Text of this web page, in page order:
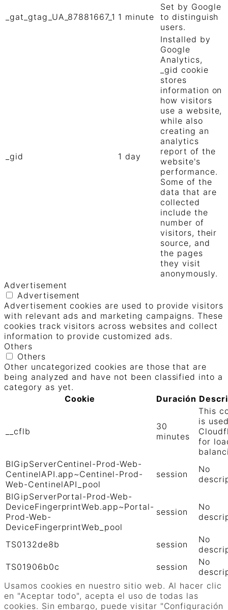
Usamos cookies en nuestro sitio web. Al hacer clic
en "Aceptar todo", acepta el uso de todas las
cookies. Sin embargo, puede visitar "Configuración
_gat_gtag_UA_87881667_1 1 minute
Set by Google
to distinguish
users.
_gid 1 day
Installed by
Google
Analytics,
_gid cookie
stores
information on
how visitors
use a website,
while also
creating an
analytics
report of the
website's
performance.
Some of the
data that are
collected
include the
number of
visitors, their
source, and
the pages
they visit
anonymously.
Advertisement
Advertisement
Advertisement cookies are used to provide visitors
with relevant ads and marketing campaigns. These
cookies track visitors across websites and collect
information to provide customized ads.
Others
Others
Other uncategorized cookies are those that are
being analyzed and have not been classified into a
category as yet.
Cookie
Duración
__cflb
30
minutes
This
is
for
BIGipServerCentinel-Prod-Web-
CentinelAPI.app~Centinel-Prod-
Web-CentinelAPI_pool
session
No
BIGipServerPortal-Prod-Web-
DeviceFingerprintWeb.app~Portal-
Prod-Web-
DeviceFingerprintWeb_pool
session
No
TS0132de8b session
No
TS01906b0c
session
No
GUARDAR Y ACEPTAR
Funciona con